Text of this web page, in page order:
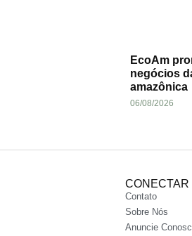
EcoAm
negócios
amazônica
06/08/2026
CONECTAR
Contato
Sobre Nós
Anuncie